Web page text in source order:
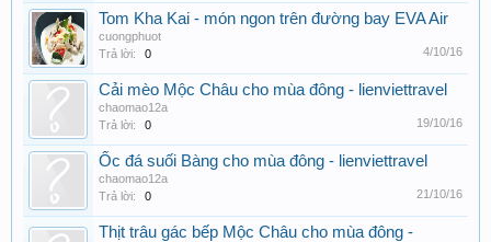
Tom Kha Kai - món ngon trên đường bay EVA Air
cuongphuot
Trả lời:
0 4/10/16
Cải mèo Mộc Châu cho mùa đông - lienviettravel
chaomao12a
Trả lời:
0 19/10/16
Ốc đá suối Bàng cho mùa đông - lienviettravel
chaomao12a
Trả lời:
0 21/10/16
Thịt trâu gác bếp Mộc Châu cho mùa đông -